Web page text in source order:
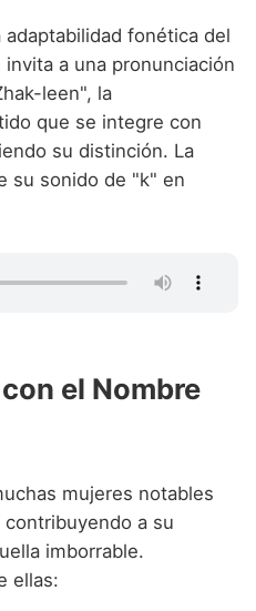
fonética del
a una pronunciación
leen", la
que se integre con
su distinción. La
su sonido de "k" en
el Nombre
mujeres notables
a su
imborrable.
ellas: